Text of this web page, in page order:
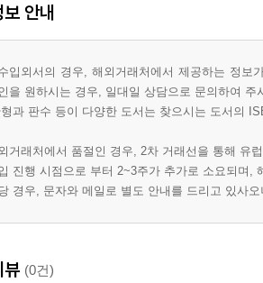
안내
입외서의 경우, 해외거래처에서 제공하는 정
을 원하시는 경우, 일대일 상담으로 문의하여 주
과 판수 등이 다양한 도서는 찾으시는 도서의
거래처에서 품절인 경우, 2차 거래선을 통해 유
진행 시점으로 부터 2~3주가 추가로 소요되며,
경우, 문자와 메일로 별도 안내를 드리고 있사
뷰 (0건)